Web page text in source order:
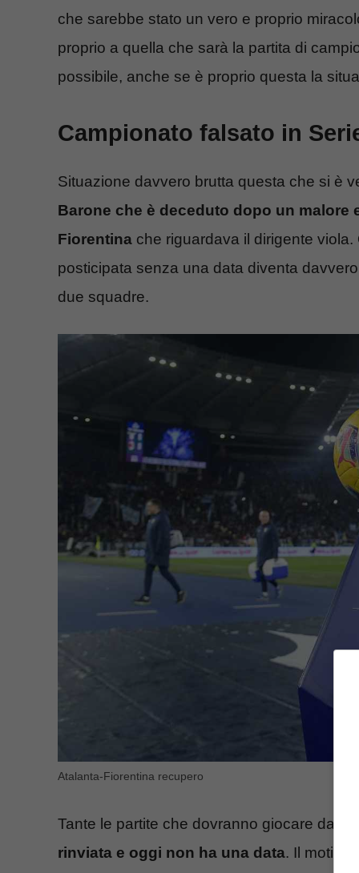
che sarebbe stato un vero e proprio
proprio a quella che sarà la partita di
possibile, anche se è proprio questa la
Campionato falsato in
Situazione davvero brutta questa che si è
Barone che è deceduto dopo un malore
Fiorentina che riguardava il dirigente
posticipata senza una data diventa
due squadre.
Atalanta-Fiorentina recupero
Tante le partite che dovranno giocare da
rinviata e oggi non ha una data. Il motivo